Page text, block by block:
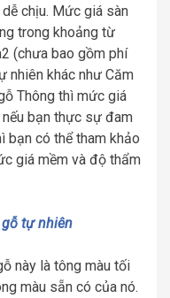
chịu. Mức giá sàn
trong khoảng từ
(chưa bao gồm phí
nhiên khác như Căm
Thông thì mức giá
nếu bạn thực sự đam
bạn có thể tham khảo
giá mềm và độ thẩm
tự nhiên
này là tông màu tối
màu sẵn có của nó.